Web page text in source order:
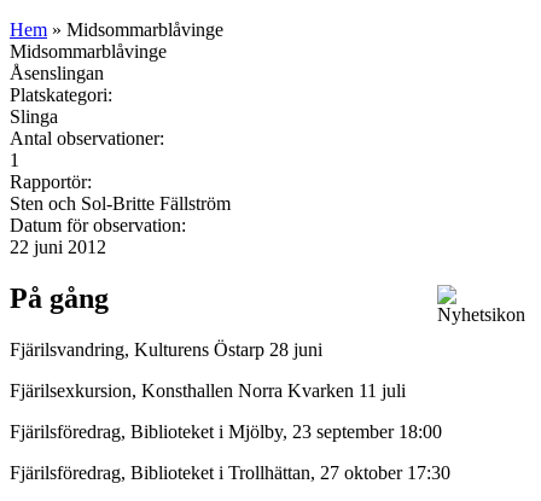
Hem » Midsommarblåvinge
Midsommarblåvinge
Åsenslingan
Platskategori:
Slinga
Antal observationer:
1
Rapportör:
Sten och Sol-Britte Fällström
Datum för observation:
22 juni 2012
På gång
Fjärilsvandring, Kulturens Östarp 28 juni
Fjärilsexkursion, Konsthallen Norra Kvarken 11 juli
Fjärilsföredrag, Biblioteket i Mjölby, 23 september 18:00
Fjärilsföredrag, Biblioteket i Trollhättan, 27 oktober 17:30